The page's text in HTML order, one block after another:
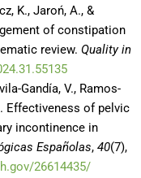
K., Jaroń, A., &
of constipation
review. Quality in
Gandía, V., Ramos-
Effectiveness of pelvic
incontinence in
Españolas, 40(7),
26614435/